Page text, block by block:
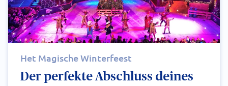
Het Magische Winterfeest
Der perfekte Abschluss deines